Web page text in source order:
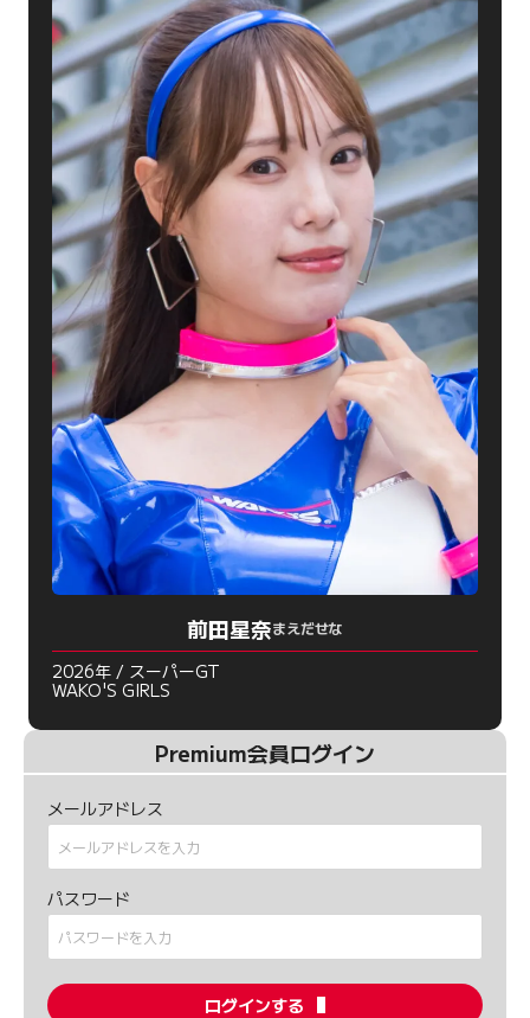
前田星奈まえだせな
2026年 / スーパーGT
WAKO'S GIRLS
Premium会員ログイン
メールアドレス
パスワード
ログインする